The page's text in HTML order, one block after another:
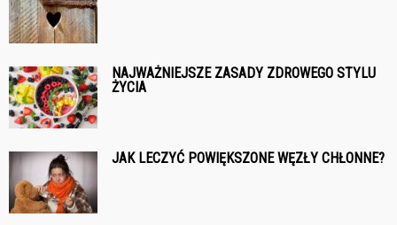
NAJWAŻNIEJSZE ZASADY ZDROWEGO STYLU
ŻYCIA
JAK LECZYĆ POWIĘKSZONE WĘZŁY CHŁONNE?